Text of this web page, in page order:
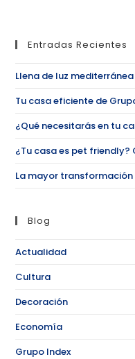
Entradas Recientes
Llena de luz
Tu casa eficiente de
¿Qué necesitarás en tu
¿Tu casa es pet
La mayor
Blog
Actualidad
Cultura
Decoración
Economía
Grupo Index